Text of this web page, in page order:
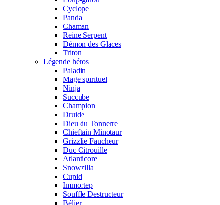
Cyclope
Panda
Chaman
Reine Serpent
Démon des Glaces
Triton
Légende héros
Paladin
Mage spirituel
Ninja
Succube
Champion
Druide
Dieu du Tonnerre
Chieftain Minotaur
Grizzlie Faucheur
Duc Citrouille
Atlanticore
Snowzilla
Cupid
Immortep
Souffle Destructeur
Bélier